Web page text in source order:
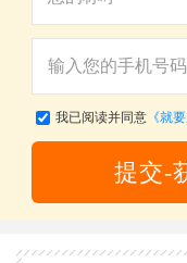
我已阅读并同意《就要
提交-